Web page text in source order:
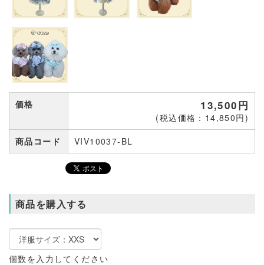
価格 13,500円
(税込価格：14,850円)
商品コード
VIV10037-BL
商品を購入する
個数を入力してください